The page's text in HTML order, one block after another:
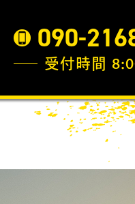
090-
受付時間